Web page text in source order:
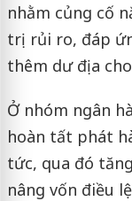
nhằm củng cố
trị rủi ro, đáp
thêm dư địa
Ở nhóm ngân
hoàn tất phát
tức, qua đó
nâng vốn điều